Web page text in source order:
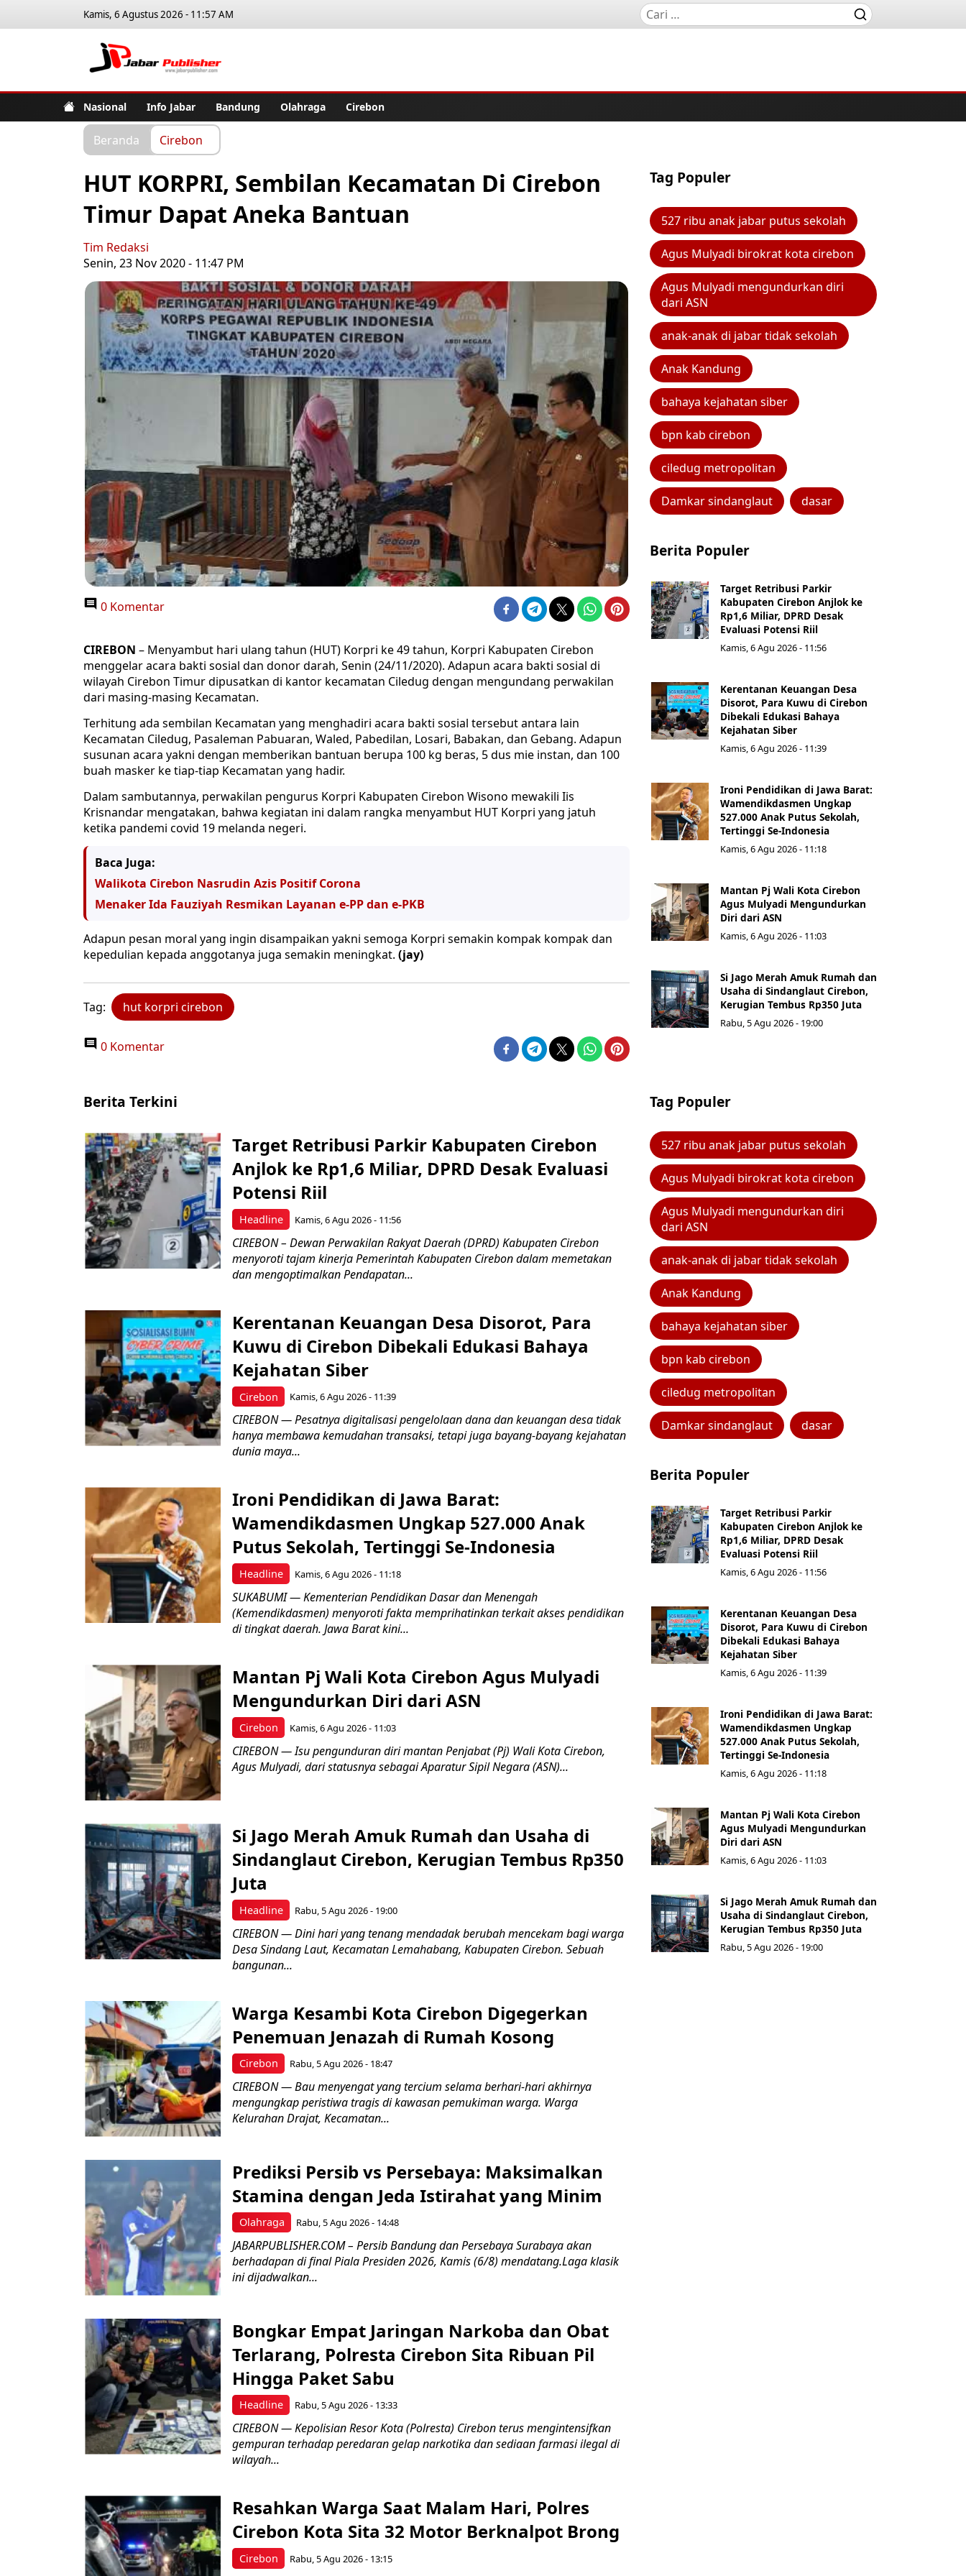
Kamis, 6 Agustus 2026 - 11:57 AM
Nasional Info Jabar Bandung Olahraga Cirebon
Beranda Cirebon
HUT KORPRI, Sembilan Kecamatan Di Cirebon
Timur Dapat Aneka Bantuan
Tim Redaksi
Senin, 23 Nov 2020 - 11:47 PM
0 Komentar
CIREBON – Menyambut hari ulang tahun (HUT) Korpri ke 49 tahun, Korpri Kabupaten Cirebon
menggelar acara bakti sosial dan donor darah, Senin (24/11/2020). Adapun acara bakti sosial di
wilayah Cirebon Timur dipusatkan di kantor kecamatan Ciledug dengan mengundang perwakilan
dari masing-masing Kecamatan.
Terhitung ada sembilan Kecamatan yang menghadiri acara bakti sosial tersebut antara lain
Kecamatan Ciledug, Pasaleman Pabuaran, Waled, Pabedilan, Losari, Babakan, dan Gebang. Adapun
susunan acara yakni dengan memberikan bantuan berupa 100 kg beras, 5 dus mie instan, dan 100
buah masker ke tiap-tiap Kecamatan yang hadir.
Dalam sambutannya, perwakilan pengurus Korpri Kabupaten Cirebon Wisono mewakili Iis
Krisnandar mengatakan, bahwa kegiatan ini dalam rangka menyambut HUT Korpri yang jatuh
ketika pandemi covid 19 melanda negeri.
Baca Juga:
Walikota Cirebon Nasrudin Azis Positif Corona
Menaker Ida Fauziyah Resmikan Layanan e-PP dan e-PKB
Adapun pesan moral yang ingin disampaikan yakni semoga Korpri semakin kompak kompak dan
kepedulian kepada anggotanya juga semakin meningkat. (jay)
Tag: hut korpri cirebon
0 Komentar
Tag Populer
527 ribu anak jabar putus sekolah
Agus Mulyadi birokrat kota cirebon
Agus Mulyadi mengundurkan diri
dari ASN
anak-anak di jabar tidak sekolah
Anak Kandung
bahaya kejahatan siber
bpn kab cirebon
ciledug metropolitan
Damkar sindanglaut dasar
Berita Populer
Target Retribusi Parkir
Kabupaten Cirebon Anjlok ke
Rp1,6 Miliar, DPRD Desak
Evaluasi Potensi Riil
Kamis, 6 Agu 2026 - 11:56
Kerentanan Keuangan Desa
Disorot, Para Kuwu di Cirebon
Dibekali Edukasi Bahaya
Kejahatan Siber
Kamis, 6 Agu 2026 - 11:39
Ironi Pendidikan di Jawa Barat:
Wamendikdasmen Ungkap
527.000 Anak Putus Sekolah,
Tertinggi Se-Indonesia
Kamis, 6 Agu 2026 - 11:18
Mantan Pj Wali Kota Cirebon
Agus Mulyadi Mengundurkan
Diri dari ASN
Kamis, 6 Agu 2026 - 11:03
Si Jago Merah Amuk Rumah dan
Usaha di Sindanglaut Cirebon,
Kerugian Tembus Rp350 Juta
Rabu, 5 Agu 2026 - 19:00
Berita Terkini
Headline
Target Retribusi Parkir Kabupaten Cirebon
Anjlok ke Rp1,6 Miliar, DPRD Desak Evaluasi
Potensi Riil
Kamis, 6 Agu 2026 - 11:56
CIREBON – Dewan Perwakilan Rakyat Daerah (DPRD) Kabupaten Cirebon
menyoroti tajam kinerja Pemerintah Kabupaten Cirebon dalam memetakan
dan mengoptimalkan Pendapatan...
Cirebon
Kerentanan Keuangan Desa Disorot, Para
Kuwu di Cirebon Dibekali Edukasi Bahaya
Kejahatan Siber
Kamis, 6 Agu 2026 - 11:39
CIREBON — Pesatnya digitalisasi pengelolaan dana dan keuangan desa tidak
hanya membawa kemudahan transaksi, tetapi juga bayang-bayang kejahatan
dunia maya...
Headline
Ironi Pendidikan di Jawa Barat:
Wamendikdasmen Ungkap 527.000 Anak
Putus Sekolah, Tertinggi Se-Indonesia
Kamis, 6 Agu 2026 - 11:18
SUKABUMI — Kementerian Pendidikan Dasar dan Menengah
(Kemendikdasmen) menyoroti fakta memprihatinkan terkait akses pendidikan
di tingkat daerah. Jawa Barat kini...
Cirebon
Mantan Pj Wali Kota Cirebon Agus Mulyadi
Mengundurkan Diri dari ASN
Kamis, 6 Agu 2026 - 11:03
CIREBON — Isu pengunduran diri mantan Penjabat (Pj) Wali Kota Cirebon,
Agus Mulyadi, dari statusnya sebagai Aparatur Sipil Negara (ASN)...
Headline
Si Jago Merah Amuk Rumah dan Usaha di
Sindanglaut Cirebon, Kerugian Tembus Rp350
Juta
Rabu, 5 Agu 2026 - 19:00
CIREBON — Dini hari yang tenang mendadak berubah mencekam bagi warga
Desa Sindang Laut, Kecamatan Lemahabang, Kabupaten Cirebon. Sebuah
bangunan...
Cirebon
Warga Kesambi Kota Cirebon Digegerkan
Penemuan Jenazah di Rumah Kosong
Rabu, 5 Agu 2026 - 18:47
CIREBON — Bau menyengat yang tercium selama berhari-hari akhirnya
mengungkap peristiwa tragis di kawasan pemukiman warga. Warga
Kelurahan Drajat, Kecamatan...
Olahraga
Prediksi Persib vs Persebaya: Maksimalkan
Stamina dengan Jeda Istirahat yang Minim
Rabu, 5 Agu 2026 - 14:48
JABARPUBLISHER.COM – Persib Bandung dan Persebaya Surabaya akan
berhadapan di final Piala Presiden 2026, Kamis (6/8) mendatang.Laga klasik
ini dijadwalkan...
Headline
Bongkar Empat Jaringan Narkoba dan Obat
Terlarang, Polresta Cirebon Sita Ribuan Pil
Hingga Paket Sabu
Rabu, 5 Agu 2026 - 13:33
​CIREBON — Kepolisian Resor Kota (Polresta) Cirebon terus mengintensifkan
gempuran terhadap peredaran gelap narkotika dan sediaan farmasi ilegal di
wilayah...
Cirebon
Resahkan Warga Saat Malam Hari, Polres
Cirebon Kota Sita 32 Motor Berknalpot Brong
Rabu, 5 Agu 2026 - 13:15
Tag Populer
527 ribu anak jabar putus sekolah
Agus Mulyadi birokrat kota cirebon
Agus Mulyadi mengundurkan diri
dari ASN
anak-anak di jabar tidak sekolah
Anak Kandung
bahaya kejahatan siber
bpn kab cirebon
ciledug metropolitan
Damkar sindanglaut dasar
Berita Populer
Target Retribusi Parkir
Kabupaten Cirebon Anjlok ke
Rp1,6 Miliar, DPRD Desak
Evaluasi Potensi Riil
Kamis, 6 Agu 2026 - 11:56
Kerentanan Keuangan Desa
Disorot, Para Kuwu di Cirebon
Dibekali Edukasi Bahaya
Kejahatan Siber
Kamis, 6 Agu 2026 - 11:39
Ironi Pendidikan di Jawa Barat:
Wamendikdasmen Ungkap
527.000 Anak Putus Sekolah,
Tertinggi Se-Indonesia
Kamis, 6 Agu 2026 - 11:18
Mantan Pj Wali Kota Cirebon
Agus Mulyadi Mengundurkan
Diri dari ASN
Kamis, 6 Agu 2026 - 11:03
Si Jago Merah Amuk Rumah dan
Usaha di Sindanglaut Cirebon,
Kerugian Tembus Rp350 Juta
Rabu, 5 Agu 2026 - 19:00